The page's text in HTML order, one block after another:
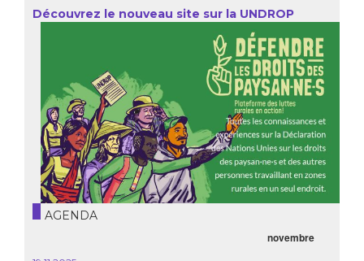
Découvrez le nouveau site sur la UNDROP
AGENDA
novembre